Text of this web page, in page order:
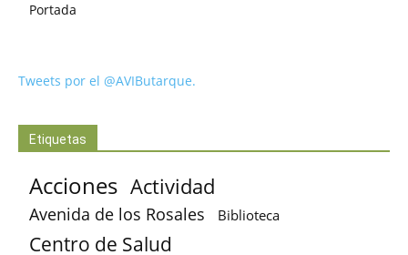
Portada
Tweets por el @AVIButarque.
Etiquetas
Acciones Actividad
Avenida de los Rosales Biblioteca
Centro de Salud